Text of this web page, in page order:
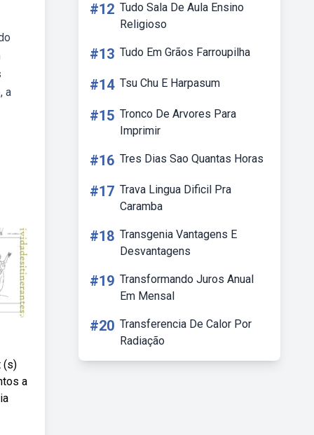
a
(s)
a
#12 Tudo Sala De Aula Ensino
Religioso
#13 Tudo Em Grãos Farroupilha
#14 Tsu Chu E Harpasum
#15 Tronco De Arvores Para
Imprimir
#16 Tres Dias Sao Quantas Horas
#17 Trava Lingua Dificil Pra
Caramba
#18 Transgenia Vantagens E
Desvantagens
#19 Transformando Juros Anual
Em Mensal
#20 Transferencia De Calor Por
Radiação